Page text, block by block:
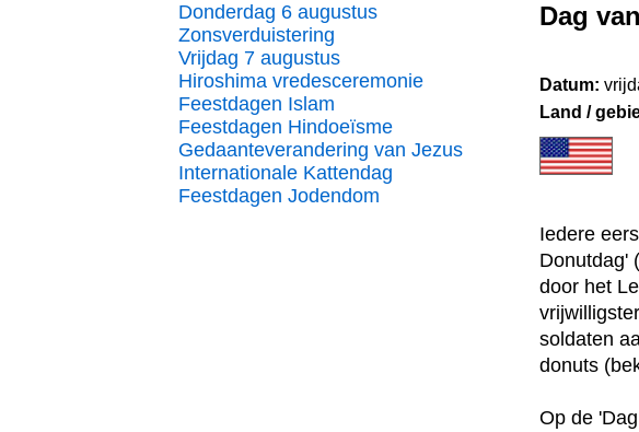
Donderdag 6 augustus
Zonsverduistering
Vrijdag 7 augustus
Hiroshima vredesceremonie
Feestdagen Islam
Feestdagen Hindoeïsme
Gedaanteverandering van Jezus
Internationale Kattendag
Feestdagen Jodendom
Dag
Datum:
Land /
Iedere
Donutdag'
door het
soldaten
donuts
Op de